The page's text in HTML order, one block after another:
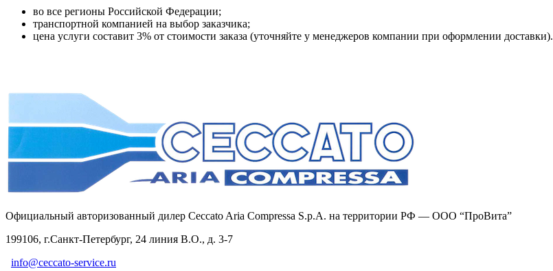
во все регионы Российской Федерации;
транспортной компанией на выбор заказчика;
цена услуги составит 3% от стоимости заказа (уточняйте у менеджеров компании при оформлении доставки).
Официальный авторизованный дилер Ceccato Aria Compressa S.p.A. на территории РФ — ООО “ПроВита”
199106, г.Санкт-Петербург, 24 линия В.О., д. 3-7
info@ceccato-service.ru